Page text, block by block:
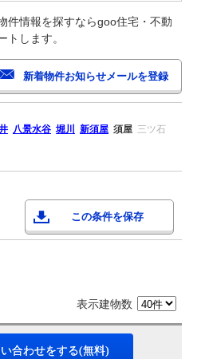
件情報を探すならgoo住宅・不動
します。
八景水谷 堀川 新須屋 須屋 三ツ石
この条件を保存
表示建物数
合わせをする(無料)